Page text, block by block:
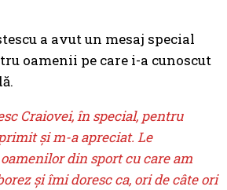
a avut un mesaj special
oamenii pe care i-a cunoscut
Craiovei, în special, pentru
și m-a apreciat. Le
din sport cu care am
și îmi doresc ca, ori de câte ori